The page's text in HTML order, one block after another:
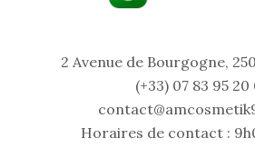
2 Avenue de Bourgogne,
(+33) 07 83 95 20
Horaires de contact :